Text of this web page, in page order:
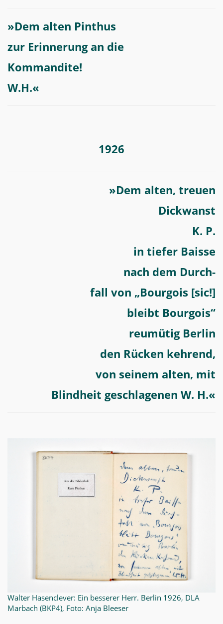
»Dem alten Pinthus
zur Erinnerung an die
Kommandite!
W.H.«
1926
»Dem alten, treuen
Dickwanst
K. P.
in tiefer Baisse
nach dem Durch-
fall von „Bourgois [sic!]
bleibt Bourgois“
reumütig Berlin
den Rücken kehrend,
von seinem alten, mit
Blindheit geschlagenen W. H.«
Walter Hasenclever: Ein besserer Herr. Berlin 1926, DLA
Marbach (BKP4), Foto: Anja Bleeser